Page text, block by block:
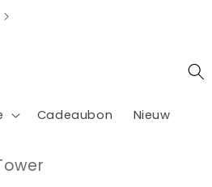
Cadeaubon Nieuw